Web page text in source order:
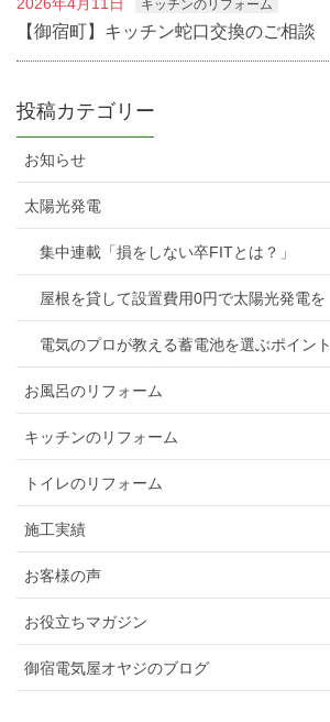
キッチンのリフォーム
【御宿町】キッチン蛇口交換のご相談
投稿カテゴリー
お知らせ
太陽光発電
集中連載「損をしない卒FITとは？」
屋根を貸して設置費用0円で太陽光発電を
電気のプロが教える蓄電池を選ぶポイント
お風呂のリフォーム
キッチンのリフォーム
トイレのリフォーム
施工実績
お客様の声
お役立ちマガジン
御宿電気屋オヤジのブログ